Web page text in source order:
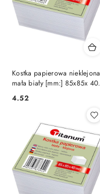
Kostka papierowa nieklejona
mała biały [mm:] 85x85x 40
Cena:
4.52